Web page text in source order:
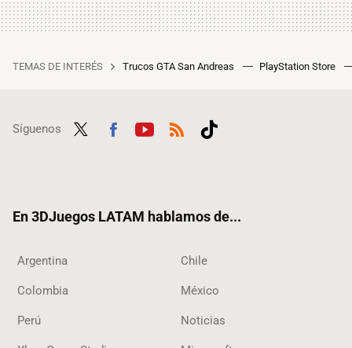
TEMAS DE INTERÉS Trucos GTA San Andreas PlayStation Store
Síguenos
En 3DJuegos LATAM hablamos de...
Argentina Chile
Colombia México
Perú Noticias